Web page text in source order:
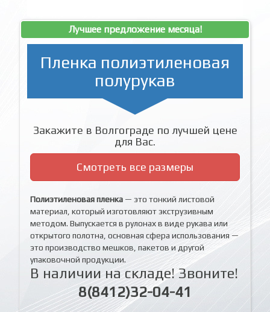
Лучшее предложение месяца!
Пленка полиэтиленовая
полурукав
Закажите в Волгограде по лучшей цене
для Вас.
Смотреть все размеры
Полиэтиленовая пленка — это тонкий листовой
материал, который изготовляют экструзивным
методом. Выпускается в рулонах в виде рукава или
открытого полотна, основная сфера использования —
это производство мешков, пакетов и другой
упаковочной продукции.
В наличии на складе! Звоните!
8(8412)32-04-41